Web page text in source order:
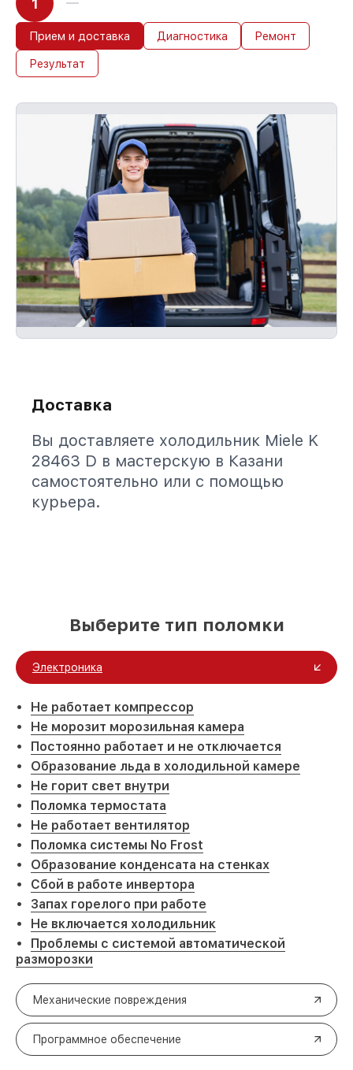
Прием и доставка Диагностика Ремонт
Результат
Доставка
Вы доставляете холодильник Miele K
28463 D в мастерскую в Казани
самостоятельно или с помощью
курьера.
Выберите тип поломки
Электроника
Не работает компрессор
Не морозит морозильная камера
Постоянно работает и не отключается
Образование льда в холодильной камере
Не горит свет внутри
Поломка термостата
Не работает вентилятор
Поломка системы No Frost
Образование конденсата на стенках
Сбой в работе инвертора
Запах горелого при работе
Не включается холодильник
Проблемы с системой автоматической
разморозки
Механические повреждения
Программное обеспечение